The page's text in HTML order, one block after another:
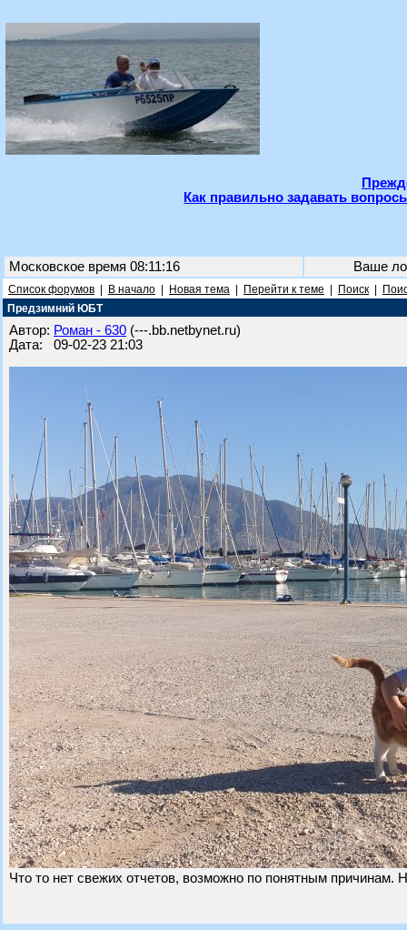
Как правильно задавать
Московское время 08:11:16 Ваше
Список форумов В начало Новая тема Перейти к теме Поиск
Предзимний ЮБТ
Автор: Роман - 630 (---.bb.netbynet.ru)
Дата: 09-02-23 21:03
Что то нет свежих отчетов, возможно по понятным